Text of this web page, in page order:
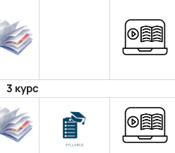
3 курс